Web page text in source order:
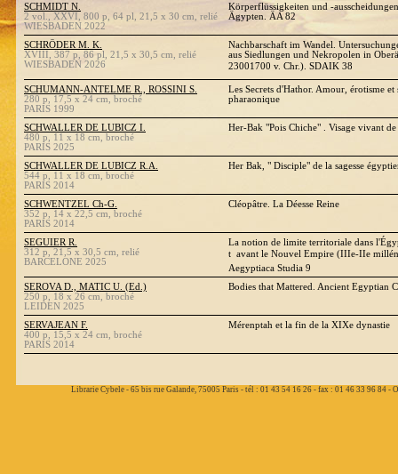
SCHMIDT N.
2 vol., XXVI, 800 p, 64 pl, 21,5 x 30 cm, relié
WIESBADEN 2022
Körperflüssigkeiten und -
Ägypten. ÄA 82
SCHRÖDER M. K.
XVIII, 387 p, 86 pl, 21,5 x 30,5 cm, relié
WIESBADEN 2026
Nachbarschaft im Wandel.
aus Siedlungen und Nekropolen in
23001700 v. Chr.). SDAIK 38
SCHUMANN-ANTELME R., ROSSINI S.
280 p, 17,5 x 24 cm, broché
PARIS 1999
Les Secrets d'Hathor. Amour, érotisme
pharaonique
SCHWALLER DE LUBICZ I.
480 p, 11 x 18 cm, broché
PARIS 2025
Her-Bak "Pois Chiche" . Visage vivant
SCHWALLER DE LUBICZ R.A.
544 p, 11 x 18 cm, broché
PARIS 2014
Her Bak, " Disciple" de la sagesse
SCHWENTZEL Ch-G.
352 p, 14 x 22,5 cm, broché
PARIS 2014
Cléopâtre. La Déesse Reine
SEGUIER R.
312 p, 21,5 x 30,5 cm, relié
BARCELONE 2025
La notion de limite territoriale dans
t  avant le Nouvel Empire (IIIe-IIe
Aegyptiaca Studia 9
SEROVA D., MATIC U. (Ed.)
250 p, 18 x 26 cm, broché
LEIDEN 2025
Bodies that Mattered. Ancient Egyptian
SERVAJEAN F.
400 p, 15,5 x 24 cm, broché
PARIS 2014
Mérenptah et la fin de la XIXe dynastie
Librarie Cybele - 65 bis rue Galande, 75005 Paris - tél : 01 43 54 16 26 - fax : 01 46 33 96 84